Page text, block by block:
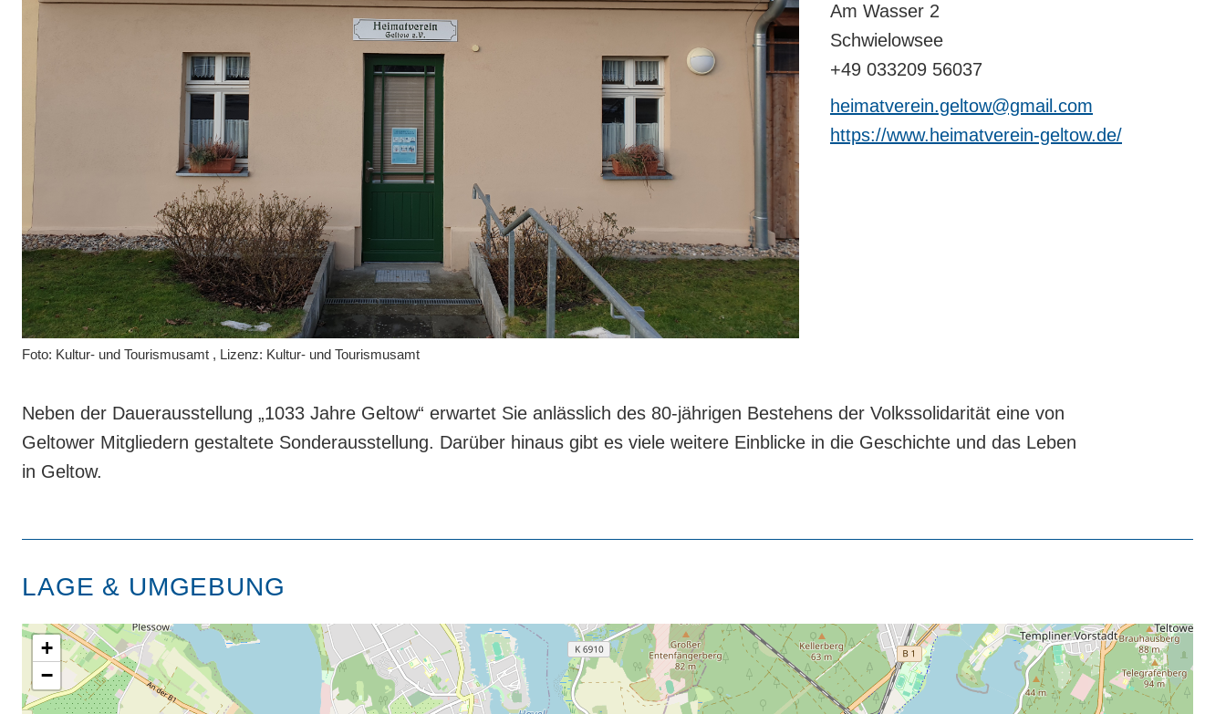
Foto: Kultur- und Tourismusamt , Lizenz: Kultur- und Tourismusamt
Am Wasser 2
Schwielowsee
+49 033209 56037
heimatverein.geltow@gmail.com
https://www.heimatverein-geltow.de/
Neben der Dauerausstellung „1033 Jahre Geltow“ erwartet Sie anlässlich des 80-jährigen Bestehens der Volkssolidarität eine von
Geltower Mitgliedern gestaltete Sonderausstellung. Darüber hinaus gibt es viele weitere Einblicke in die Geschichte und das Leben
in Geltow.
LAGE & UMGEBUNG
+
−